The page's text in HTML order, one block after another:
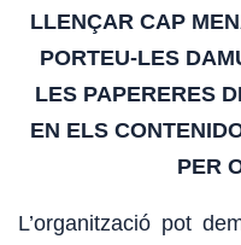
LLENÇAR CAP
PORTEU-LES
LES PAPERERES
EN ELS
PER
L’organització pot